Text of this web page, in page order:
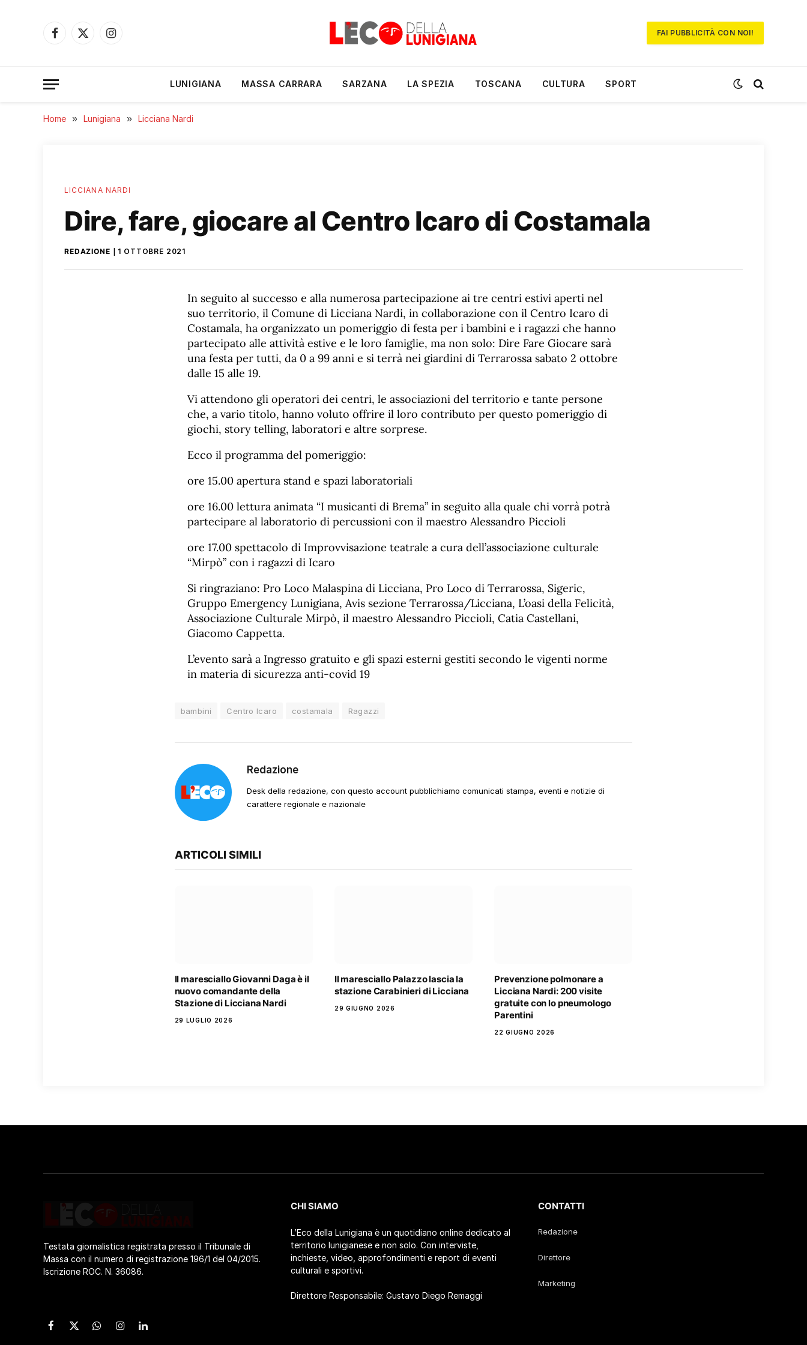
Facebook
X
Instagram
FAI PUBBLICITÀ CON NOI!
LUNIGIANA MASSA CARRARA SARZANA LA SPEZIA TOSCANA CULTURA SPORT
Home » Lunigiana » Licciana Nardi
LICCIANA NARDI
Dire, fare, giocare al Centro Icaro di Costamala
REDAZIONE 1 OTTOBRE 2021
In seguito al successo e alla numerosa partecipazione ai tre centri estivi aperti nel
suo territorio, il Comune di Licciana Nardi, in collaborazione con il Centro Icaro di
Costamala, ha organizzato un pomeriggio di festa per i bambini e i ragazzi che hanno
partecipato alle attività estive e le loro famiglie, ma non solo: Dire Fare Giocare sarà
una festa per tutti, da 0 a 99 anni e si terrà nei giardini di Terrarossa sabato 2 ottobre
dalle 15 alle 19.
Vi attendono gli operatori dei centri, le associazioni del territorio e tante persone
che, a vario titolo, hanno voluto offrire il loro contributo per questo pomeriggio di
giochi, story telling, laboratori e altre sorprese.
Ecco il programma del pomeriggio:
ore 15.00 apertura stand e spazi laboratoriali
ore 16.00 lettura animata “I musicanti di Brema” in seguito alla quale chi vorrà potrà
partecipare al laboratorio di percussioni con il maestro Alessandro Piccioli
ore 17.00 spettacolo di Improvvisazione teatrale a cura dell’associazione culturale
“Mirpò” con i ragazzi di Icaro
Si ringraziano: Pro Loco Malaspina di Licciana, Pro Loco di Terrarossa, Sigeric,
Gruppo Emergency Lunigiana, Avis sezione Terrarossa/Licciana, L’oasi della Felicità,
Associazione Culturale Mirpò, il maestro Alessandro Piccioli, Catia Castellani,
Giacomo Cappetta.
L’evento sarà a Ingresso gratuito e gli spazi esterni gestiti secondo le vigenti norme
in materia di sicurezza anti-covid 19
bambini Centro Icaro costamala Ragazzi
Redazione
Desk della redazione, con questo account pubblichiamo comunicati stampa, eventi e notizie di
carattere regionale e nazionale
ARTICOLI SIMILI
Il maresciallo Giovanni Daga è il
nuovo comandante della
Stazione di Licciana Nardi
29 LUGLIO 2026
Il maresciallo Palazzo lascia la
stazione Carabinieri di Licciana
29 GIUGNO 2026
Prevenzione polmonare a
Licciana Nardi: 200 visite
gratuite con lo pneumologo
Parentini
22 GIUGNO 2026
Testata giornalistica registrata presso il Tribunale di
Massa con il numero di registrazione 196/1 del 04/2015.
Iscrizione ROC. N. 36086.
CHI SIAMO
L’Eco della Lunigiana è un quotidiano online dedicato al
territorio lunigianese e non solo. Con interviste,
inchieste, video, approfondimenti e report di eventi
culturali e sportivi.
Direttore Responsabile: Gustavo Diego Remaggi
CONTATTI
Redazione
Direttore
Marketing
Facebook
X
WhatsApp
Instagram
LinkedIn